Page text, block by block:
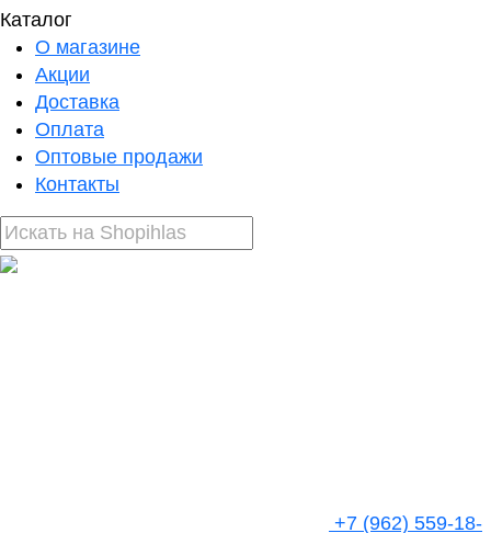
Каталог
О магазине
Акции
Доставка
Оплата
Оптовые продажи
Контакты
+7 (962) 559-18-